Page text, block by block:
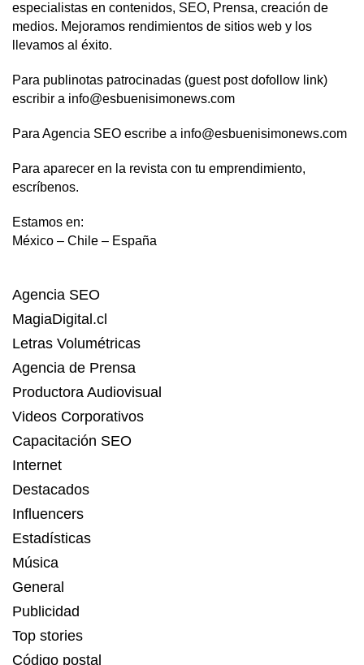
especialistas en contenidos, SEO, Prensa, creación de
medios. Mejoramos rendimientos de sitios web y los
llevamos al éxito.
Para publinotas patrocinadas (guest post dofollow link)
escribir a info@esbuenisimonews.com
Para Agencia SEO escribe a info@esbuenisimonews.com
Para aparecer en la revista con tu emprendimiento,
escríbenos.
Estamos en:
México – Chile – España
Agencia SEO
MagiaDigital.cl
Letras Volumétricas
Agencia de Prensa
Productora Audiovisual
Videos Corporativos
Capacitación SEO
Internet
Destacados
Influencers
Estadísticas
Música
General
Publicidad
Top stories
Código postal